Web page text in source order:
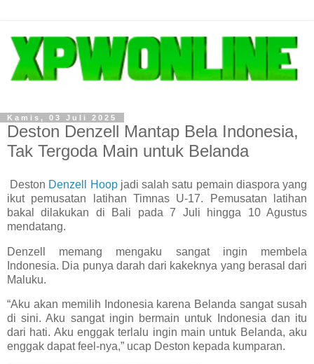
Kamis, 03 Juli 2025
Deston Denzell Mantap Bela Indonesia,
Tak Tergoda Main untuk Belanda
Deston Denzell Hoopjadi salah satu pemain diaspora yang
ikut pemusatan latihan Timnas U-17. Pemusatan latihan
bakal dilakukan di Bali pada 7 Juli hingga 10 Agustus
mendatang.
Denzell memang mengaku sangat ingin membela
Indonesia. Dia punya darah dari kakeknya yang berasal dari
Maluku.
“Aku akan memilih Indonesia karena Belanda sangat susah
di sini. Aku sangat ingin bermain untuk Indonesia dan itu
dari hati. Aku enggak terlalu ingin main untuk Belanda, aku
enggak dapat feel-nya,” ucap Deston kepada kumparan.